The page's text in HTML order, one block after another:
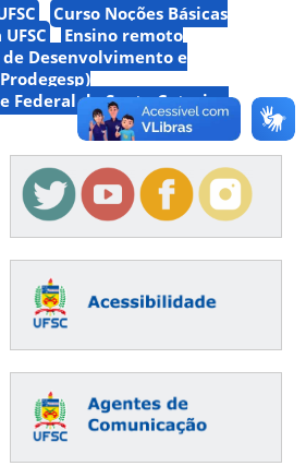
Curso Noções Básicas
Ensino remoto
Desenvolvimento e
Federal de Santa Catarina